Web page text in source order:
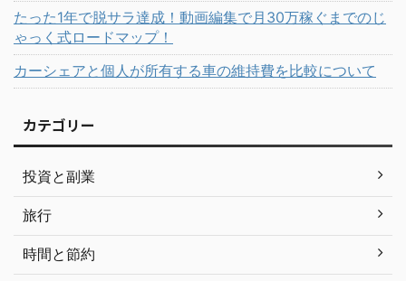
たった1年で脱サラ達成！動画編集で月30万稼ぐまでのじ
ゃっく式ロードマップ！
カーシェアと個人が所有する車の維持費を比較について
カテゴリー
投資と副業
旅行
時間と節約